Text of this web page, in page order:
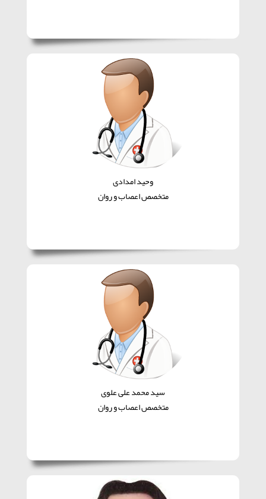
وحید امدادی
متخصص اعصاب و روان
سید محمد علی علوی
متخصص اعصاب و روان